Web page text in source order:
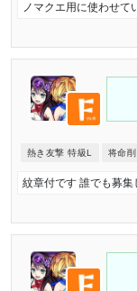
ノマクエ用に使わせて
熱き友撃 特級L 将命削
紋章付です 誰でも募集